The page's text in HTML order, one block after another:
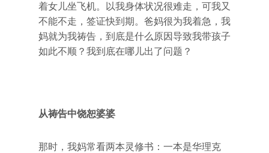
着女儿坐飞机。以我身体状况很难走，可我又
不能不走，签证快到期。爸妈很为我着急，我
妈就为我祷告，到底是什么原因导致我带孩子
如此不顺？我到底在哪儿出了问题？
从祷告中饶恕婆婆
那时，我妈常看两本灵修书：一本是华理克